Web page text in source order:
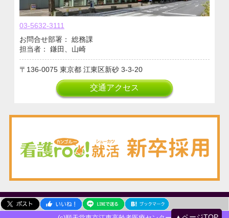
03-5632-3111
お問合せ部署： 総務課
担当者： 鎌田、山崎
136-0075 東京都 江東区新砂 3-3-20
交通アクセス